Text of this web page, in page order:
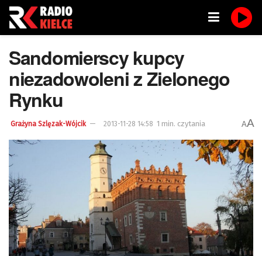
Sandomierscy kupcy
niezadowoleni z Zielonego
Rynku
Grażyna Szlęzak-Wójcik 2013-11-28 14:58 1 min. czytania AA